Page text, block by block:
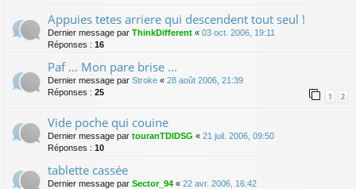
Appuies tetes arriere qui descendent tout seul !
Dernier message par ThinkDifferent « 03 oct. 2006, 19:11
Réponses : 16
Paf ... Mon pare brise ...
Dernier message par Stroke « 28 août 2006, 21:39
Réponses : 25 1 2
Vide poche qui couine
Dernier message par touranTDIDSG « 21 juil. 2006, 09:50
Réponses : 10
tablette cassée
Dernier message par Sector_94 « 22 avr. 2006, 16:42